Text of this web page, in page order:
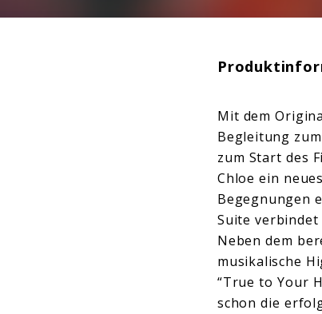
Mit dem
Begleitung
zum Start des
Chloe ein
Begegnungen
Suite verbindet
Neben dem
musikalische
“True to Your
schon die